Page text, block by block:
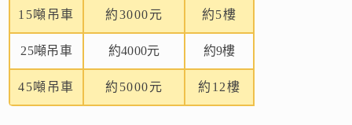
15噸吊車 約3000元 約5樓
25噸吊車 約4000元 約9樓
45噸吊車 約5000元 約12樓